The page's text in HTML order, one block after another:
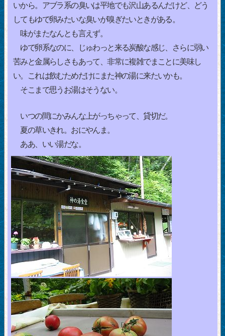
いから。アブラ系の臭いは平地でも沢山あるんだけど、どう
してもゆで卵みたいな臭いが嗅ぎたいときがある。
味がまたなんとも言えず。
ゆで卵系なのに、じゅわっと来る炭酸な感じ、さらに弱い
苦みと金属らしさもあって、非常に複雑でまことに美味し
い。これは飲むためだけにまた神の湯に来たいかも。
そこまで思うお湯はそうない。
いつの間にかみんな上がっちゃって、貸切だ。
夏の草いきれ。おにやんま。
ああ、いい湯だな。